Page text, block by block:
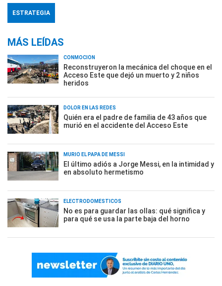
ESTRATEGIA
MÁS LEÍDAS
CONMOCIÓN
Reconstruyeron la mecánica del choque en el
Acceso Este que dejó un muerto y 2 niños
heridos
DOLOR EN LAS REDES
Quién era el padre de familia de 43 años que
murió en el accidente del Acceso Este
MURIÓ EL PAPÁ DE MESSI
El último adiós a Jorge Messi, en la intimidad y
en absoluto hermetismo
ELECTRODOMÉSTICOS
No es para guardar las ollas: qué significa y
para qué se usa la parte baja del horno